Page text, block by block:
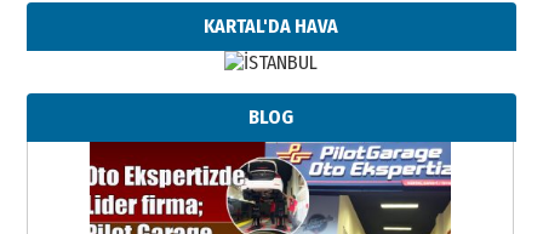
KARTAL'DA HAVA
BLOG